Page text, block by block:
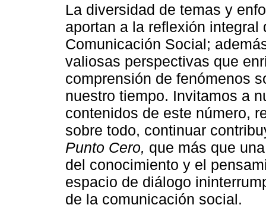
La diversidad de temas y
aportan a la reflexión
Comunicación Social;
valiosas perspectivas que
comprensión de fenómenos
nuestro tiempo. Invitamos a
contenidos de este número,
sobre todo, continuar
Punto Cero, que más que
del conocimiento y el
espacio de diálogo
de la comunicación social.